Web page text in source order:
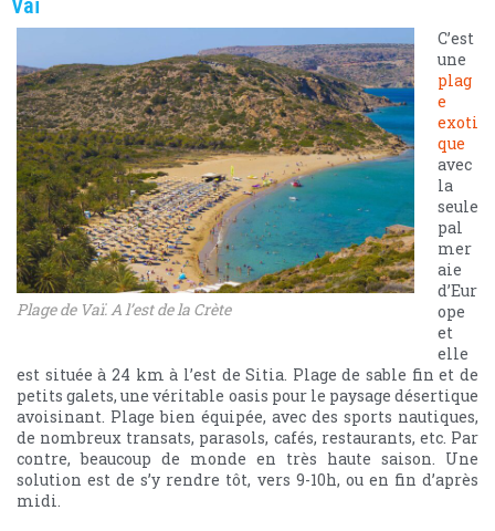
Plage de Vaï. A l’est de la Crète
C’est
une
plag
e
exoti
que
avec
la
seule
pal
mer
aie
d’Eur
ope
et
elle
est située à 24 km à l’est de Sitia. Plage de sable fin et de
petits galets, une véritable oasis pour le paysage désertique
avoisinant. Plage bien équipée, avec des sports nautiques,
de nombreux transats, parasols, cafés, restaurants, etc. Par
contre, beaucoup de monde en très haute saison. Une
solution est de s’y rendre tôt, vers 9-10h, ou en fin d’après
midi.